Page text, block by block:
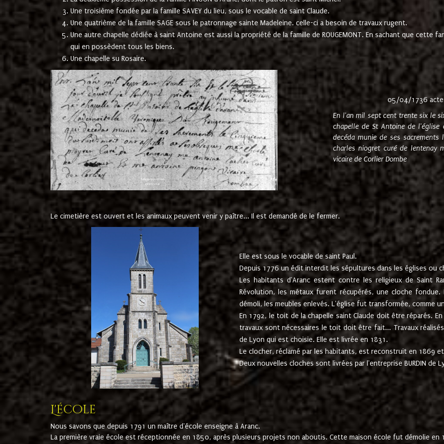
Une troisième fondée par la famille SAVEY du lieu, sous le vocable de saint Claude.
Une quatrième de la famille SAGE sous le patronnage sainte Madeleine. celle-ci a besoin de travaux rugent.
Une autre chapelle dédiée à saint Antoine est aussi la propriété de la famille de ROUGEMONT. En sachant que cette
qui en possèdent tous les biens.
Une chapelle su Rosaire.
05/04/1736 acte
En l'an mil sept cent trente six le
chapelle de St Antoine de l'église
decéda munie de ses
charles niogret curé de lentenay
vicaire de Corlier Dombe
Le cimetière est ouvert et les animaux peuvent venir y paître... Il est demandé de le fermer.
Elle est sous le vocable de saint Paul.
Depuis 1776 un édit interdit les sépultures dans les églises ou
Les habitants d'Aranc estent contre les religieux de Saint
Révolution, les métaux furent récupérés, une cloche
démoli, les meubles enlevés. L'église fut transformée, comme
En 1792, le toit de la chapelle saint Claude doit être réparés.
travaux sont nécessaires le toit doit être fait... Travaux
de Lyon qui est choisie. Elle est livrée en 1831.
Le clocher, réclamé par les habitants, est reconstruit en 1869
Deux nouvelles cloches sont livrées par l'entreprise BURDIN de
L'école
Nous savons que depuis 1791 un maître d'école enseigne à Aranc.
La première vraie école est réceptionnée en 1850, après plusieurs projets non aboutis. Cette maison école fut démolie